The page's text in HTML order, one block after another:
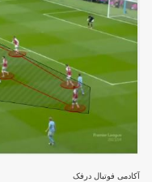
آکادمی فوتبال درفک